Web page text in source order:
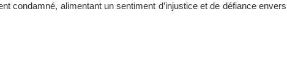
condamné, alimentant un sentiment d’injustice et de défiance envers